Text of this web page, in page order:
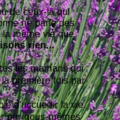
de ceux-là qui
ne parle des
même vie que
rien...
les mamans qui
première fois par
d'accueillir la vie.
par nous-mêmes